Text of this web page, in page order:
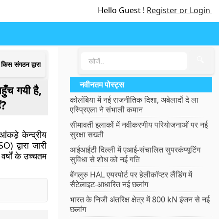
Hello Guest ! Register or Login
संगठन द्वारा
गयी है,
आंकड़े केन्द्रीय
द्वारा जारी
के उच्चतम
नवीनतम पोस्ट्स
कोलंबिया में नई राजनीतिक दिशा, अबेलार्दो दे ला
एस्प्रिएला ने संभाली कमान
सीमावर्ती इलाकों में नवीकरणीय परियोजनाओं पर नई
सुरक्षा सख्ती
आईआईटी दिल्ली में एआई-संचालित सुपरकंप्यूटिंग
सुविधा से शोध को नई गति
बेंगलुरु HAL एयरपोर्ट पर हेलीकॉप्टर लैंडिंग में
सैटेलाइट-आधारित नई छलांग
भारत के निजी अंतरिक्ष क्षेत्र में 800 kN इंजन से नई
छलांग